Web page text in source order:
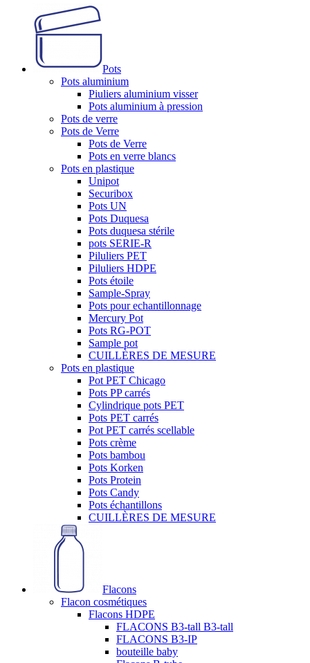
Pots
Pots aluminium
Piuliers aluminium visser
Pots aluminium à pression
Pots de verre
Pots de Verre
Pots de Verre
Pots en verre blancs
Pots en plastique
Unipot
Securibox
Pots UN
Pots Duquesa
Pots duquesa stérile
pots SERIE-R
Piluliers PET
Piluliers HDPE
Pots étoile
Sample-Spray
Pots pour echantillonnage
Mercury Pot
Pots RG-POT
Sample pot
CUILLÈRES DE MESURE
Pots en plastique
Pot PET Chicago
Pots PP carrés
Cylindrique pots PET
Pots PET carrés
Pot PET carrés scellable
Pots crème
Pots bambou
Pots Korken
Pots Protein
Pots Candy
Pots échantillons
CUILLÈRES DE MESURE
Flacons
Flacon cosmétiques
Flacons HDPE
FLACONS B3-tall B3-tall
FLACONS B3-IP
bouteille baby